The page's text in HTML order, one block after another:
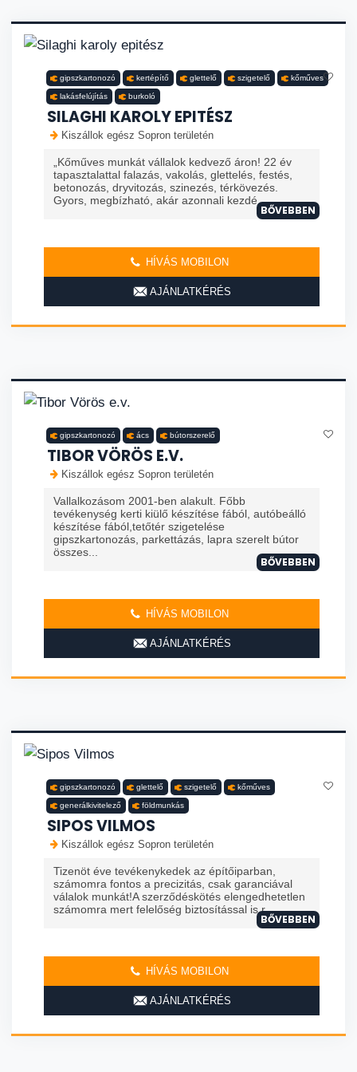
gipszkartonozó kertépítő glettelő szigetelő kőműves
lakásfelújítás burkoló
SILAGHI KAROLY EPITÉSZ
Kiszállok egész Sopron területén
„Kőműves munkát vállalok kedvező áron! 22 év
tapasztalattal falazás, vakolás, glettelés, festés,
betonozás, dryvitozás, szinezés, térkövezés.
Gyors, megbízható, akár azonnali kezdé
BŐVEBBEN
HÍVÁS MOBILON
AJÁNLATKÉRÉS
gipszkartonozó ács bútorszerelő
TIBOR VÖRÖS E.V.
Kiszállok egész Sopron területén
Vallalkozásom 2001-ben alakult. Főbb
tevékenység kerti kiülő készítése fából, autóbeálló
készítése fából,tetőtér szigetelése
gipszkartonozás, parkettázás, lapra szerelt bútor
összes...
BŐVEBBEN
HÍVÁS MOBILON
AJÁNLATKÉRÉS
gipszkartonozó glettelő szigetelő kőműves
generálkivitelező földmunkás
SIPOS VILMOS
Kiszállok egész Sopron területén
Tizenöt éve tevékenykedek az építőiparban,
számomra fontos a precizitás, csak garanciával
válalok munkát!A szerződéskötés elengedhetetlen
számomra mert felelőség biztosítással is r...
BŐVEBBEN
HÍVÁS MOBILON
AJÁNLATKÉRÉS